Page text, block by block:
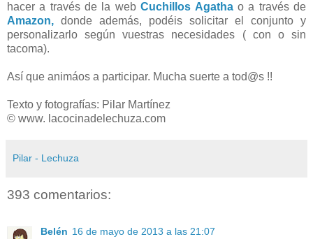
hacer a través de la webCuchillos Agathao a través de
Amazon, donde además, podéis solicitar el conjunto y
personalizarlo según vuestras necesidades ( con o sin
tacoma).
Así que animáos a participar. Mucha suerte a tod@s !!
Texto y fotografías: Pilar Martínez
© www. lacocinadelechuza.com
Pilar - Lechuza
393 comentarios:
Belén 16 de mayo de 2013 a las 21:07